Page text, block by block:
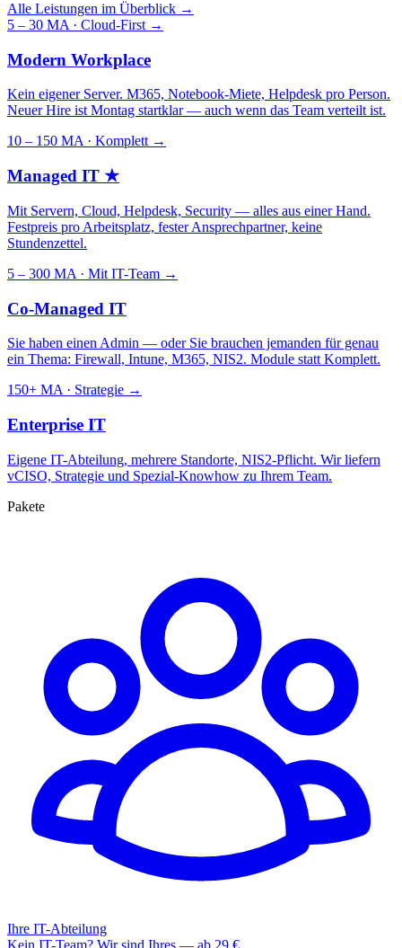
Alle Leistungen im Überblick →
5 – 30 MA · Cloud-First →
Modern Workplace
Kein eigener Server. M365, Notebook-Miete, Helpdesk pro Person.
Neuer Hire ist Montag startklar — auch wenn das Team verteilt ist.
10 – 150 MA · Komplett →
Managed IT ★
Mit Servern, Cloud, Helpdesk, Security — alles aus einer Hand.
Festpreis pro Arbeitsplatz, fester Ansprechpartner, keine
Stundenzettel.
5 – 300 MA · Mit IT-Team →
Co-Managed IT
Sie haben einen Admin — oder Sie brauchen jemanden für genau
ein Thema: Firewall, Intune, M365, NIS2. Module statt Komplett.
150+ MA · Strategie →
Enterprise IT
Eigene IT-Abteilung, mehrere Standorte, NIS2-Pflicht. Wir liefern
vCISO, Strategie und Spezial-Knowhow zu Ihrem Team.
Pakete
Ihre IT-Abteilung
Kein IT-Team? Wir sind Ihres — ab 29 €